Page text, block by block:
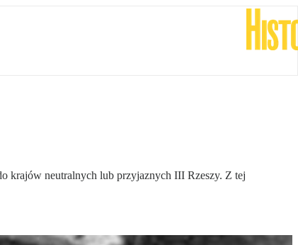
krajów neutralnych lub przyjaznych III Rzeszy. Z tej